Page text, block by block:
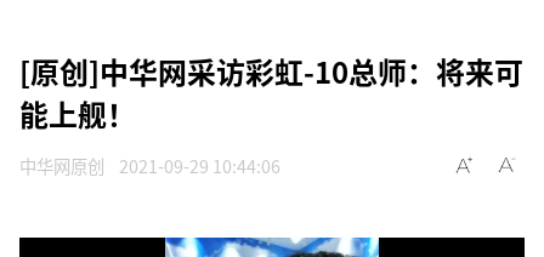
[原创]中华网采访彩虹-10总师：将来可
能上舰！
中华网原创 2021-09-29 10:44:06